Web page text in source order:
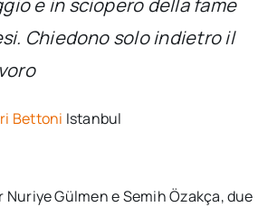
e in sciopero della fame
Chiedono solo indietro il
Bettoni Istanbul
Gülmen e Semih Özakça, due